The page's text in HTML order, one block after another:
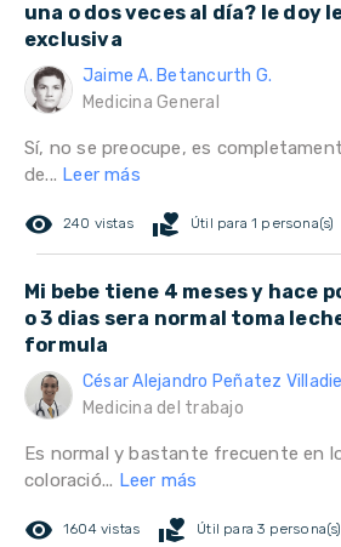
una o dos veces al día? le doy
exclusiva
Jaime A. Betancurth G.
Medicina General
Sí, no se preocupe, es
de... Leer más
remove_red_eye 240 vistas volunteer_activism Útil para 1 persona(s)
Mi bebe tiene 4 meses y hace
o 3 dias sera normal toma
formula
César Alejandro Peñatez
Medicina del trabajo
Es normal y bastante frecuente en
coloració... Leer más
remove_red_eye 1604 vistas volunteer_activism Útil para 3 persona(s)